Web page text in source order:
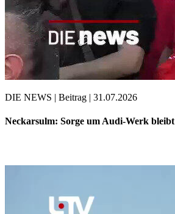
DIE NEWS | Beitrag | 31.07.2026
Neckarsulm: Sorge um Audi-Werk bleibt